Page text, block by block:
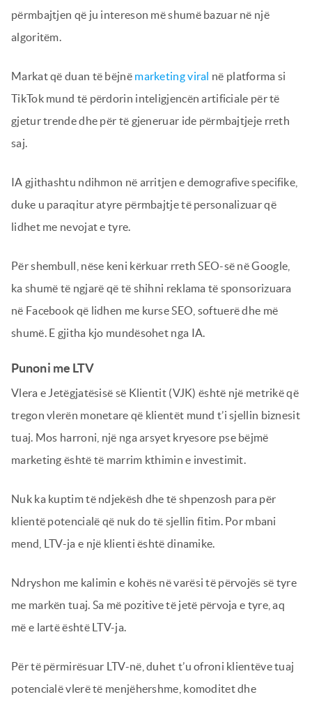
përmbajtjen që ju intereson më shumë bazuar në një
algoritëm.
Markat që duan të bëjnë marketing viral në platforma si
TikTok mund të përdorin inteligjencën artificiale për të
gjetur trende dhe për të gjeneruar ide përmbajtjeje rreth
saj.
IA gjithashtu ndihmon në arritjen e demografive specifike,
duke u paraqitur atyre përmbajtje të personalizuar që
lidhet me nevojat e tyre.
Për shembull, nëse keni kërkuar rreth SEO-së në Google,
ka shumë të ngjarë që të shihni reklama të sponsorizuara
në Facebook që lidhen me kurse SEO, softuerë dhe më
shumë. E gjitha kjo mundësohet nga IA.
Punoni me LTV
Vlera e Jetëgjatësisë së Klientit (VJK) është një metrikë që
tregon vlerën monetare që klientët mund t’i sjellin biznesit
tuaj. Mos harroni, një nga arsyet kryesore pse bëjmë
marketing është të marrim kthimin e investimit.
Nuk ka kuptim të ndjekësh dhe të shpenzosh para për
klientë potencialë që nuk do të sjellin fitim. Por mbani
mend, LTV-ja e një klienti është dinamike.
Ndryshon me kalimin e kohës në varësi të përvojës së tyre
me markën tuaj. Sa më pozitive të jetë përvoja e tyre, aq
më e lartë është LTV-ja.
Për të përmirësuar LTV-në, duhet t’u ofroni klientëve tuaj
potencialë vlerë të menjëhershme, komoditet dhe